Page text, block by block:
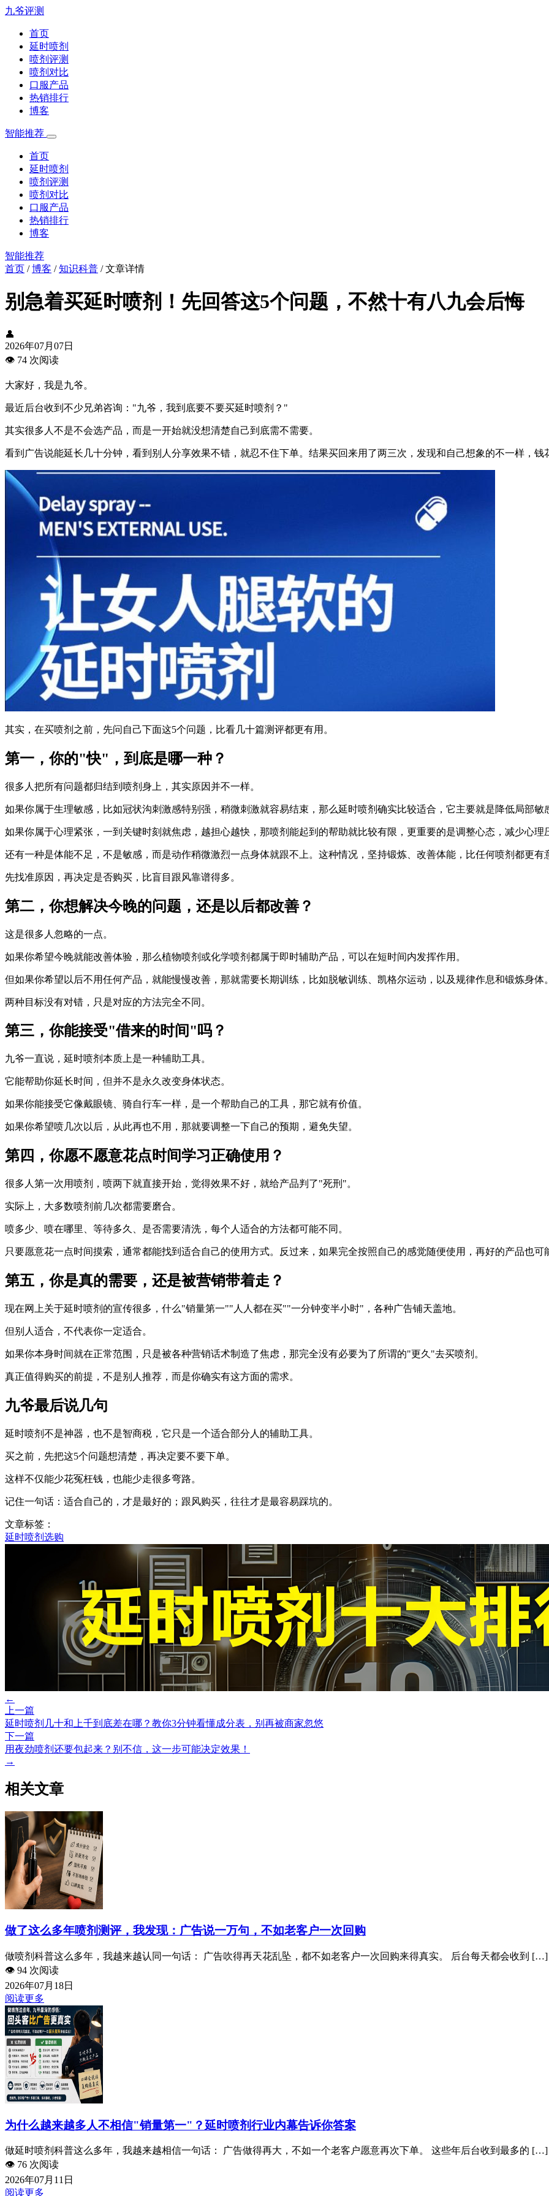
九爷评测
首页
延时喷剂
喷剂评测
喷剂对比
口服产品
热销排行
博客
智能推荐
首页
延时喷剂
喷剂评测
喷剂对比
口服产品
热销排行
博客
智能推荐
首页 /博客 /知识科普 /文章详情
别急着买延时喷剂！先回答这5个问题，不然十有八九会后悔
👤
2026年07月07日
👁️ 74 次阅读
大家好，我是九爷。
最近后台收到不少兄弟咨询："九爷，我到底要不要买延时喷剂？"
其实很多人不是不会选产品，而是一开始就没想清楚自己到底需不需要。
看到广告说能延长几十分钟，看到别人分享效果不错，就忍不住下单。结果买回来用了两三次，发现和自己想象的不一样，
其实，在买喷剂之前，先问自己下面这5个问题，比看几十篇测评都更有用。
第一，你的"快"，到底是哪一种？
很多人把所有问题都归结到喷剂身上，其实原因并不一样。
如果你属于生理敏感，比如冠状沟刺激感特别强，稍微刺激就容易结束，那么延时喷剂确实比较适合，它主要就是降低局部敏
如果你属于心理紧张，一到关键时刻就焦虑，越担心越快，那喷剂能起到的帮助就比较有限，更重要的是调整心态，减少心理
还有一种是体能不足，不是敏感，而是动作稍微激烈一点身体就跟不上。这种情况，坚持锻炼、改善体能，比任何喷剂都更有
先找准原因，再决定是否购买，比盲目跟风靠谱得多。
第二，你想解决今晚的问题，还是以后都改善？
这是很多人忽略的一点。
如果你希望今晚就能改善体验，那么植物喷剂或化学喷剂都属于即时辅助产品，可以在短时间内发挥作用。
但如果你希望以后不用任何产品，就能慢慢改善，那就需要长期训练，比如脱敏训练、凯格尔运动，以及规律作息和锻炼身体
两种目标没有对错，只是对应的方法完全不同。
第三，你能接受"借来的时间"吗？
九爷一直说，延时喷剂本质上是一种辅助工具。
它能帮助你延长时间，但并不是永久改变身体状态。
如果你能接受它像戴眼镜、骑自行车一样，是一个帮助自己的工具，那它就有价值。
如果你希望喷几次以后，从此再也不用，那就要调整一下自己的预期，避免失望。
第四，你愿不愿意花点时间学习正确使用？
很多人第一次用喷剂，喷两下就直接开始，觉得效果不好，就给产品判了"死刑"。
实际上，大多数喷剂前几次都需要磨合。
喷多少、喷在哪里、等待多久、是否需要清洗，每个人适合的方法都可能不同。
只要愿意花一点时间摸索，通常都能找到适合自己的使用方式。反过来，如果完全按照自己的感觉随便使用，再好的产品也可
第五，你是真的需要，还是被营销带着走？
现在网上关于延时喷剂的宣传很多，什么"销量第一""人人都在买""一分钟变半小时"，各种广告铺天盖地。
但别人适合，不代表你一定适合。
如果你本身时间就在正常范围，只是被各种营销话术制造了焦虑，那完全没有必要为了所谓的"更久"去买喷剂。
真正值得购买的前提，不是别人推荐，而是你确实有这方面的需求。
九爷最后说几句
延时喷剂不是神器，也不是智商税，它只是一个适合部分人的辅助工具。
买之前，先把这5个问题想清楚，再决定要不要下单。
这样不仅能少花冤枉钱，也能少走很多弯路。
记住一句话：适合自己的，才是最好的；跟风购买，往往才是最容易踩坑的。
文章标签：
延时喷剂选购
←
上一篇
延时喷剂几十和上千到底差在哪？教你3分钟看懂成分表，别再被商家忽悠
下一篇
用夜劲喷剂还要包起来？别不信，这一步可能决定效果！
→
相关文章
做了这么多年喷剂测评，我发现：广告说一万句，不如老客户一次回购
做喷剂科普这么多年，我越来越认同一句话： 广告吹得再天花乱坠，都不如老客户一次回购来得真实。 后台每天都会收到 […]
👁️ 94 次阅读
2026年07月18日
阅读更多
为什么越来越多人不相信"销量第一"？延时喷剂行业内幕告诉你答案
做延时喷剂科普这么多年，我越来越相信一句话： 广告做得再大，不如一个老客户愿意再次下单。 这些年后台收到最多的 […]
👁️ 76 次阅读
2026年07月11日
阅读更多